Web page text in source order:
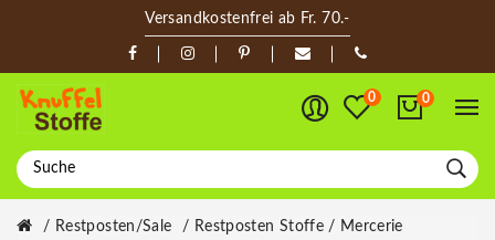
Versandkostenfrei ab Fr. 70.-
0 0
Restposten/Sale
Restposten Stoffe / Mercerie